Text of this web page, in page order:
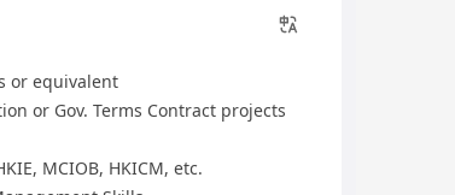
or equivalent
or Gov. Terms Contract projects
MCIOB, HKICM, etc.